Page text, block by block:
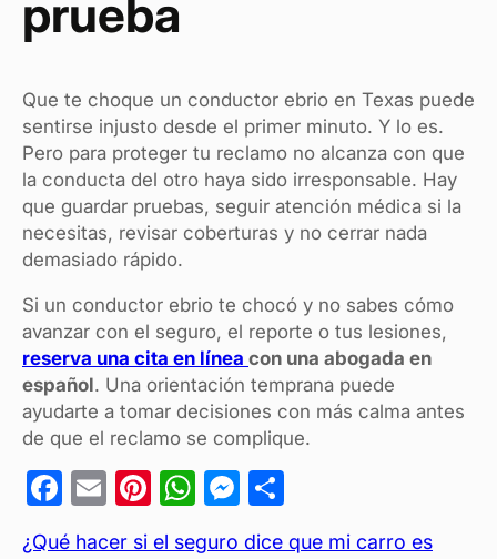
prueba
Que te choque un conductor ebrio en Texas puede
sentirse injusto desde el primer minuto. Y lo es.
Pero para proteger tu reclamo no alcanza con que
la conducta del otro haya sido irresponsable. Hay
que guardar pruebas, seguir atención médica si la
necesitas, revisar coberturas y no cerrar nada
demasiado rápido.
Si un conductor ebrio te chocó y no sabes cómo
avanzar con el seguro, el reporte o tus lesiones,
reserva una cita en línea con una abogada en
español. Una orientación temprana puede
ayudarte a tomar decisiones con más calma antes
de que el reclamo se complique.
F
a
E
Pi
nt
W M
es
¿Qué hacer si el seguro dice que mi carro es